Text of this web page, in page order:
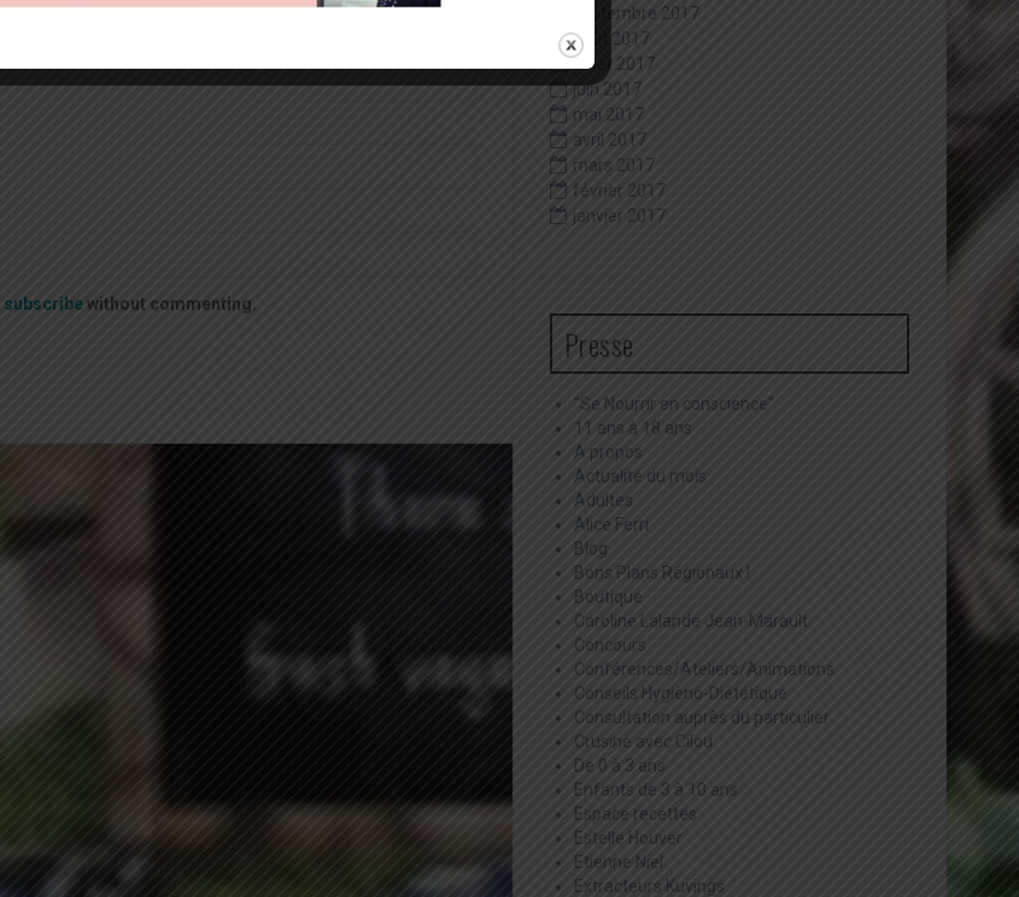
subscribewithout commenting.
septembre 2017
août 2017
juillet 2017
juin 2017
mai 2017
avril 2017
mars 2017
février 2017
janvier 2017
Presse
"Se Nourrir en conscience"
11 ans à 18 ans
A propos
Actualité du mois
Adultes
Alice Ferri
Blog
Bons Plans Régionaux !
Boutique
Caroline Lalande Jean-Marault
Concours
Conférences/Ateliers/Animations
Conseils Hygièno-Diététique
Consultation auprès du particulier
Crusine avec Cilou
De 0 à 3 ans
Enfants de 3 à 10 ans
Espace recettes
Estelle Houver
Etienne Niel
Extracteurs Kuvings